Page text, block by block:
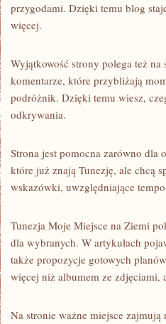
przygodami. Dzięki temu blog
więcej.
Wyjątkowość strony polega też
komentarze, które przybliżają
podróżnik. Dzięki temu wiesz,
odkrywania.
Strona jest pomocna zarówno dla
które już znają Tunezję, ale chcą
wskazówki, uwzględniające
Tunezja Moje Miejsce na Ziemi
dla wybranych. W artykułach
także propozycje gotowych
więcej niż albumem ze zdjęciami,
Na stronie ważne miejsce